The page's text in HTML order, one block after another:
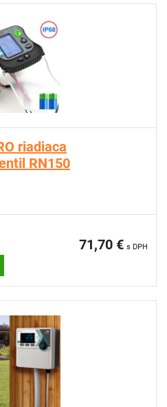
riadiaca
RN150
71,70 € s DPH